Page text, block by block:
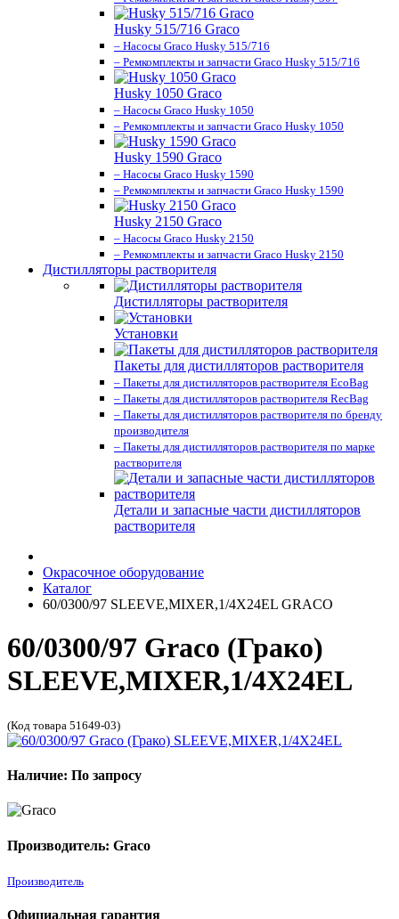
Husky 515/716 Graco
– Насосы Graco Husky 515/716
– Ремкомплекты и запчасти Graco Husky 515/716
Husky 1050 Graco
– Насосы Graco Husky 1050
– Ремкомплекты и запчасти Graco Husky 1050
Husky 1590 Graco
– Насосы Graco Husky 1590
– Ремкомплекты и запчасти Graco Husky 1590
Husky 2150 Graco
– Насосы Graco Husky 2150
– Ремкомплекты и запчасти Graco Husky 2150
Дистилляторы растворителя
Дистилляторы растворителя
Установки
Пакеты для дистилляторов растворителя
– Пакеты для дистилляторов растворителя EcoBag
– Пакеты для дистилляторов растворителя RecBag
– Пакеты для дистилляторов растворителя по бренду
производителя
– Пакеты для дистилляторов растворителя по марке
растворителя
Детали и запасные части дистилляторов
растворителя
Окрасочное оборудование
Каталог
60/0300/97 SLEEVE,MIXER,1/4X24EL GRACO
60/0300/97 Graco (Грако)
SLEEVE,MIXER,1/4X24EL
(Код товара 51649-03)
Наличие: По запросу
Производитель: Graco
Производитель
Официальная гарантия